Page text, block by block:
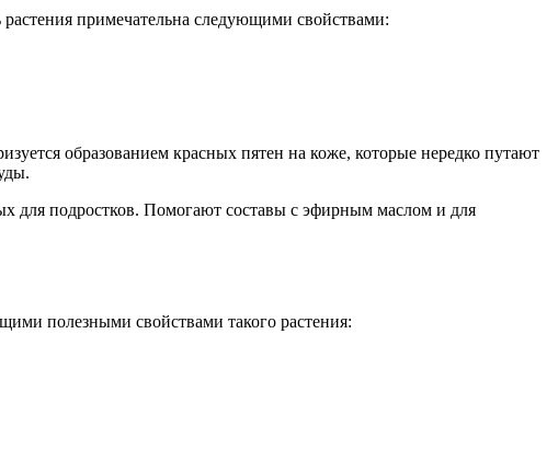
примечательна следующими свойствами:
образованием красных пятен на коже, которые нередко путают
для подростков. Помогают составы с эфирным маслом и для
полезными свойствами такого растения: